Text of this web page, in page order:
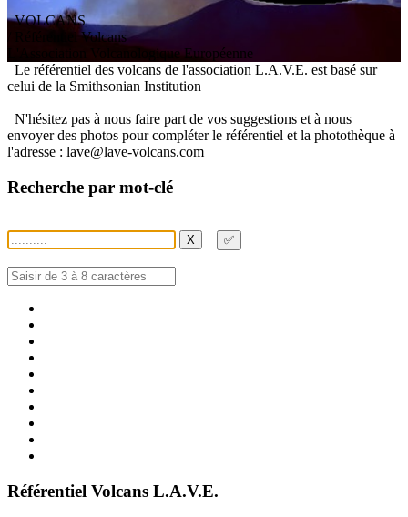
VOLCANS
/ Référentiel Volcans
ssociation V olcanologiqueEuropéenne
Le référentiel des volcans de l'association L.A.V.E. est basé sur
celui de la Smithsonian Institution
N'hésitez pas à nous faire part de vos suggestions et à nous
envoyer des photos pour compléter le référentiel et la photothèque à
l'adresse : lave@lave-volcans.com
Recherche par mot-clé
X ✅
Référentiel Volcans L.A.V.E.